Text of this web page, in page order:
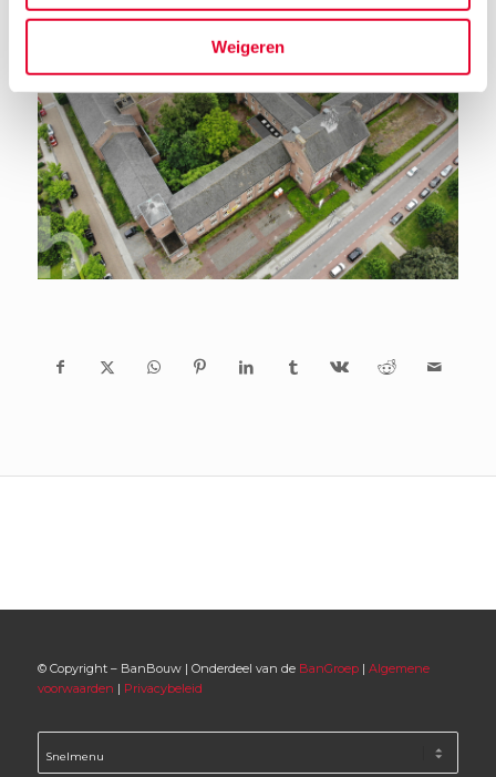
Weigeren
© Copyright – BanBouw | Onderdeel van de BanGroep| Algemene
voorwaarden | Privacybeleid